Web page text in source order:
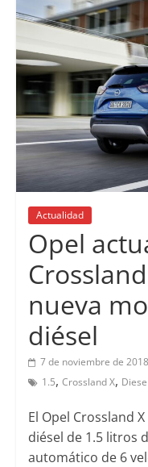
Actualidad
Opel
nueva
diésel
7 de noviembre de 2018
1.5, Crossland X, Diesel
El Opel Crossland
diésel de 1.5 litros
automático de 6